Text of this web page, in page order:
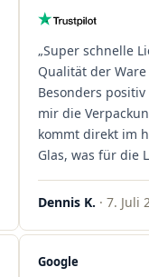
„Super schnelle
Qualität der
Besonders
mir die
kommt direkt im
Glas, was für die
ist. Ich bestelle
wieder!"
Dennis K. · 7. Juli
Google